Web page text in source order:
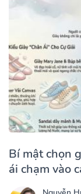
Bí mật chọn
ái chạm vào